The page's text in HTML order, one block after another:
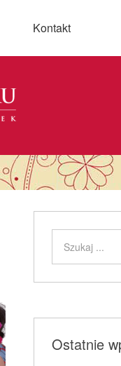
Kontakt
Ostatnie